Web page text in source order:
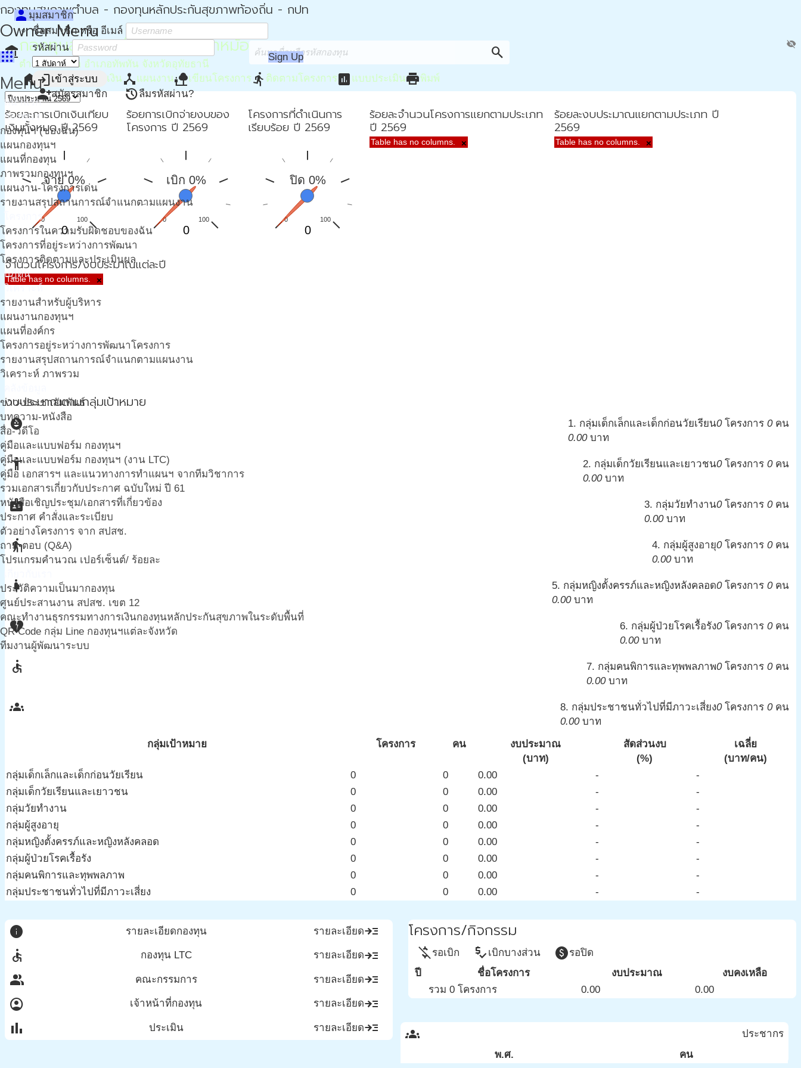
กองทุนสุขภาพตำบล - กองทุนหลักประกันสุขภาพท้องถิ่น - กปท
Owner Menu
apps
person มุมสมาชิก
ชื่อสมาชิก หรือ อีเมล์
รหัสผ่าน
visibility_off
loginเข้าสู่ระบบ
person_addสมัครสมาชิก restoreลืมรหัสผ่าน?
Sign Up
Menu
หน้าแรก
กองทุนฯ
กองทุนฯ (ของฉัน)
แผนกองทุนฯ
แผนที่กองทุน
ภาพรวมกองทุนฯ
แผนงาน-โครงการเด่น
รายงานสรุปสถานการณ์จำแนกตามแผนงาน
โครงการ
โครงการในความรับผิดชอบของฉัน
โครงการที่อยู่ระหว่างการพัฒนา
โครงการติดตามและประเมินผล
ปฎิทิน
วิเคราะห์
รายงานสำหรับผู้บริหาร
แผนงานกองทุนฯ
แผนที่องค์กร
โครงการอยู่ระหว่างการพัฒนาโครงการ
รายงานสรุปสถานการณ์จำแนกตามแผนงาน
วิเคราะห์ ภาพรวม
ข่าว-ประชาสัมพันธ์
บทความ-หนังสือ
สื่อ-วีดีโอ
คู่มือและแบบฟอร์ม กองทุนฯ
คู่มือและแบบฟอร์ม กองทุนฯ (งาน LTC)
คู่มือ เอกสารฯ และแนวทางการทำแผนฯ จากทีมวิชาการ
รวมเอกสารเกี่ยวกับประกาศ ฉบับใหม่ ปี 61
หนังสือเชิญประชุม/เอกสารที่เกี่ยวข้อง
ประกาศ คำสั่งและระเบียบ
ตัวอย่างโครงการ จาก สปสช.
ถาม-ตอบ (Q&A)
โปรแกรมคำนวณ เปอร์เซ็นต์/ ร้อยละ
ประวัติความเป็นมากองทุน
ศูนย์ประสานงาน สปสช. เขต 12
คณะทำงานธุรกรรมทางการเงินกองทุนหลักประกันสุขภาพในระดับพื้นที่
QR Code กลุ่ม Line กองทุนฯแต่ละจังหวัด
ทีมงานผู้พัฒนาระบบ
account_balanceกองทุนสุขภาพตำบล อบต.โคกหม้อ
ตำบลโคกหม้อ อำเภอทัพทัน จังหวัดอุทัยธานี
search
home หน้าหลักattach_moneyการเงิน device_hubแผนงานnature_peopleเขียนโครงการdirections_run ติดตามโครงการassessment แบบประเมินprintพิมพ์
ร้อยละการเบิกเงินเทียบ
เงินทั้งหมด ปี 2569
จ่าย 0%
0 100
0
ร้อยการเบิกจ่ายงบของ
โครงการ ปี 2569
เบิก 0%
0 100
0
โครงการที่ดำเนินการ
เรียบร้อย ปี 2569
ปิด 0%
0 100
0
ร้อยละจำนวนโครงการแยกตามประเภท
ปี 2569
Table has no columns. ×
ร้อยละงบประมาณแยกตามประเภท ปี
2569
Table has no columns. ×
จำนวนโครงการ/งบประมาณแต่ละปี
Table has no columns. ×
งบประมาณตามกลุ่มเป้าหมาย
child_care 1. กลุ่มเด็กเล็กและเด็กก่อนวัยเรียน0โครงการ 0คน
0.00บาท
accessibility_new 2. กลุ่มเด็กวัยเรียนและเยาวชน0โครงการ 0คน
0.00บาท
badge 3. กลุ่มวัยทำงาน0โครงการ 0คน
0.00บาท
elderly 4. กลุ่มผู้สูงอายุ0โครงการ 0คน
0.00บาท
pregnant_woman 5. กลุ่มหญิงตั้งครรภ์และหญิงหลังคลอด0โครงการ 0คน
0.00บาท
heart_broken 6. กลุ่มผู้ป่วยโรคเรื้อรัง0โครงการ 0คน
0.00บาท
accessible 7. กลุ่มคนพิการและทุพพลภาพ0โครงการ 0คน
0.00บาท
groups 8. กลุ่มประชาชนทั่วไปที่มีภาวะเสี่ยง0โครงการ 0คน
0.00บาท
กลุ่มเป้าหมาย
โครงการ คน
งบประมาณ
(บาท)
สัดส่วนงบ
(%)
เฉลี่ย
(บาท/คน)
กลุ่มเด็กเล็กและเด็กก่อนวัยเรียน
0 0 0.00 -
-
กลุ่มเด็กวัยเรียนและเยาวชน
0 0 0.00 -
-
กลุ่มวัยทำงาน
0 0 0.00 -
-
กลุ่มผู้สูงอายุ
0 0 0.00 -
-
กลุ่มหญิงตั้งครรภ์และหญิงหลังคลอด
0 0 0.00 -
-
กลุ่มผู้ป่วยโรคเรื้อรัง
0 0 0.00 -
-
กลุ่มคนพิการและทุพพลภาพ
0 0 0.00 -
-
กลุ่มประชาชนทั่วไปที่มีภาวะเสี่ยง
0 0 0.00 - -
โครงการ/กิจกรรม
money_off รอเบิก price_check เบิกบางส่วน paidรอปิด
ปี
ชื่อโครงการ งบประมาณ
งบคงเหลือ
รวม 0 โครงการ
0.00 0.00
info รายละเอียดกองทุน รายละเอียดread_more
accessible
กองทุน LTC รายละเอียดread_more
group
คณะกรรมการ รายละเอียดread_more
account_circle
เจ้าหน้าที่กองทุน รายละเอียดread_more
bar_chart
ประเมิน รายละเอียดread_more groups
ประชากร
พ.ศ.
คน